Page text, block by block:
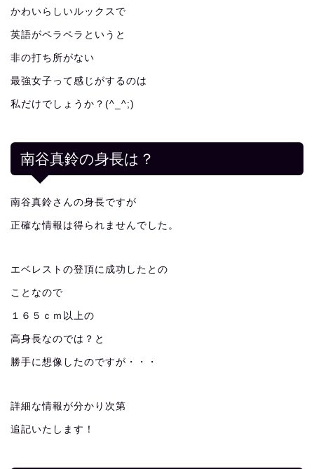
かわいらしいルックスで
英語がペラペラというと
非の打ち所がない
最強女子って感じがするのは
私だけでしょうか？(^_^;)
南谷真鈴の身長は？
南谷真鈴さんの身長ですが
正確な情報は得られませんでした。
エベレストの登頂に成功したとの
ことなので
１６５ｃｍ以上の
高身長なのでは？と
勝手に想像したのですが・・・
詳細な情報が分かり次第
追記いたします！